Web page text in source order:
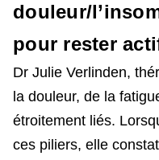
douleur/
pour rester
Dr Julie Verlinden,
la douleur, de la
étroitement liés.
ces piliers, elle